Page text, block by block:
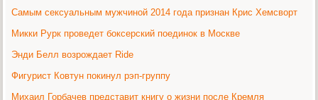
Самым сексуальным мужчиной 2014 года признан Крис Хемсворт
Микки Рурк проведет боксерский поединок в Москве
Энди Белл возрождает Ride
Фигурист Ковтун покинул рэп-группу
Михаил Горбачев представит книгу о жизни после Кремля